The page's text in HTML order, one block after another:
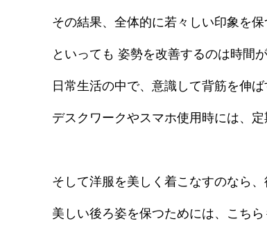
その結果、全体的に若々しい印象を保
といっても 姿勢を改善するのは時間
日常生活の中で、意識して背筋を伸
デスクワークやスマホ使用時には、
そして洋服を美しく着こなすのなら
美しい後ろ姿を保つためには、こち